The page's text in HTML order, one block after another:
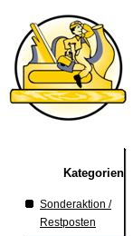
Kategorien
Sonderaktion /
Restposten